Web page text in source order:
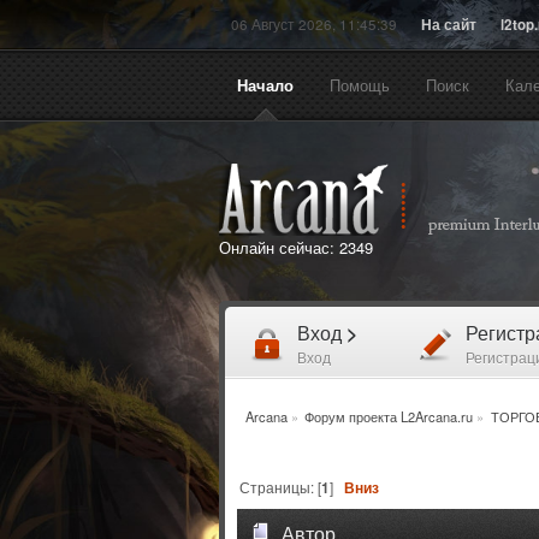
06 Август 2026, 11:45:39 На сайт
Начало Помощь Поиск
Онлайн сейчас: 2349
Вход >
Вход
Arcana» Форум проекта L2Arcana.ru »
Страницы: [1]Вниз
Автор